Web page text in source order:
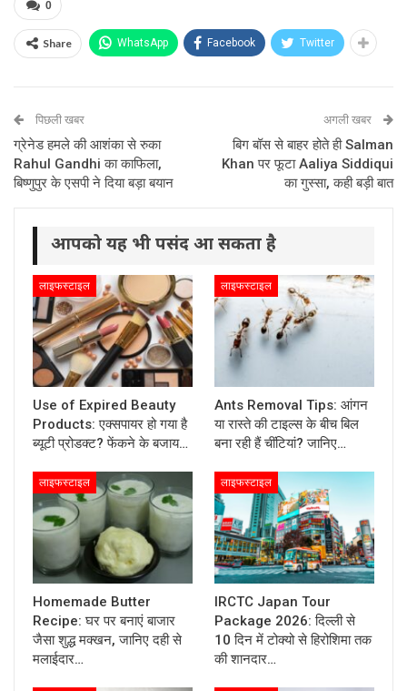
0
Share WhatsApp Facebook Twitter
पिछली खबर
ग्रेनेड हमले की आशंका से रुका
Rahul Gandhi का काफिला,
बिष्णुपुर के एसपी ने दिया बड़ा बयान
अगली खबर
बिग बॉस से बाहर होते ही Salman
Khan पर फूटा Aaliya Siddiqui
का गुस्सा, कही बड़ी बात
आपको यह भी पसंद आ सकता है
लाइफस्टाइल
Use of Expired Beauty
Products: एक्सपायर हो गया है
ब्यूटी प्रोडक्ट? फेंकने के बजाय…
लाइफस्टाइल
Ants Removal Tips: आंगन
या रास्ते की टाइल्स के बीच बिल
बना रही हैं चींटियां? जानिए…
लाइफस्टाइल
Homemade Butter
Recipe: घर पर बनाएं बाजार
जैसा शुद्ध मक्खन, जानिए दही से
मलाईदार…
लाइफस्टाइल
IRCTC Japan Tour
Package 2026: दिल्ली से
10 दिन में टोक्यो से हिरोशिमा तक
की शानदार…